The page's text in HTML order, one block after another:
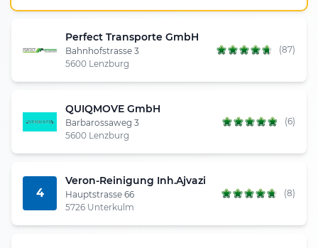
Perfect Transporte GmbH
Bahnhofstrasse 3
5600 Lenzburg
(87)
QUIQMOVE GmbH
Barbarossaweg 3
5600 Lenzburg
(6)
4
Veron-Reinigung Inh.Ajvazi
Hauptstrasse 66
5726 Unterkulm
(8)